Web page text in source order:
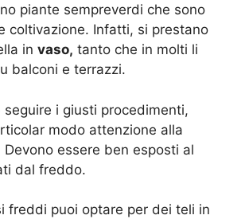
piante sempreverdi che sono
coltivazione. Infatti, si prestano
in vaso, tanto che in molti li
balconi e terrazzi.
seguire i giusti procedimenti,
modo attenzione alla
Devono essere ben esposti al
dal freddo.
freddi puoi optare per dei teli in